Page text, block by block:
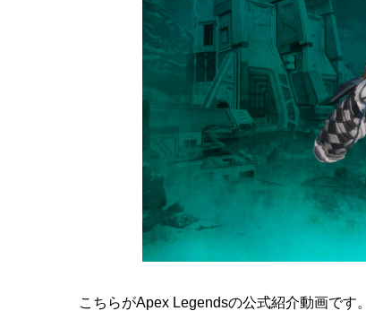
こちらがApex Legendsの公式紹介動画です。